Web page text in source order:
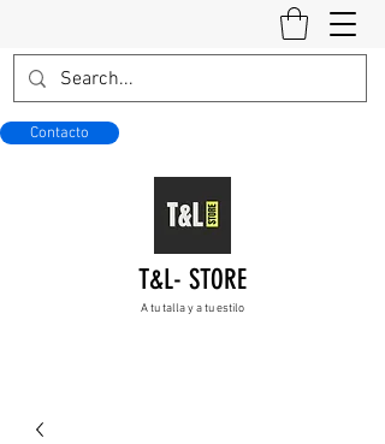
Contacto
T&L- STORE
A tu talla y a tu estilo